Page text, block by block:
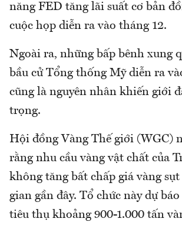
năng FED tăng lãi suất cơ bản
cuộc họp diễn ra vào tháng 12.
Ngoài ra, những bấp bênh xung
bầu cử Tổng thống Mỹ diễn ra
cũng là nguyên nhân khiến giới
trọng.
Hội đồng Vàng Thế giới (WGC)
rằng nhu cầu vàng vật chất của
không tăng bất chấp giá vàng
gian gần đây. Tổ chức này dự
tiêu thụ khoảng 900-1.000 tấn